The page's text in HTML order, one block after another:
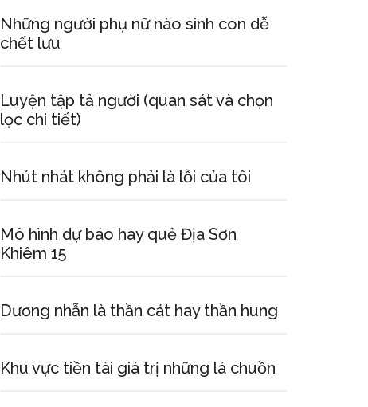
Những người phụ nữ nào sinh con dễ
chết lưu
Luyện tập tả người (quan sát và chọn
lọc chi tiết)
Nhút nhát không phải là lỗi của tôi
Mô hình dự báo hay quẻ Địa Sơn
Khiêm 15
Dương nhẫn là thần cát hay thần hung
Khu vực tiền tài giá trị những lá chuồn